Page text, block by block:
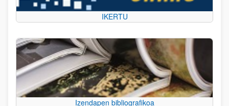
IKERTU
Izendapen bibliografikoa